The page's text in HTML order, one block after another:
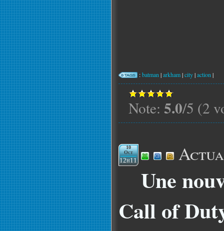
:batman |arkham|city|action |
Note: 5.0/5 (2
10
Oct
12h11
Une
Call of